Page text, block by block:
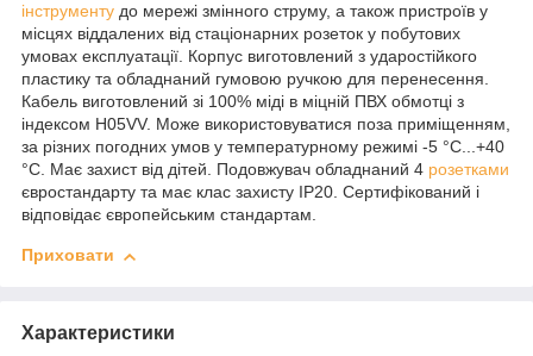
інструменту до мережі змінного струму, а також пристроїв у
місцях віддалених від стаціонарних розеток у побутових
умовах експлуатації. Корпус виготовлений з ударостійкого
пластику та обладнаний гумовою ручкою для перенесення.
Кабель виготовлений зі 100% міді в міцній ПВХ обмотці з
індексом H05VV. Може використовуватися поза приміщенням,
за різних погодних умов у температурному режимі -5 °C...+40
°C. Має захист від дітей. Подовжувач обладнаний 4 розетками
євростандарту та має клас захисту IP20. Сертифікований і
відповідає європейським стандартам.
Приховати
Характеристики